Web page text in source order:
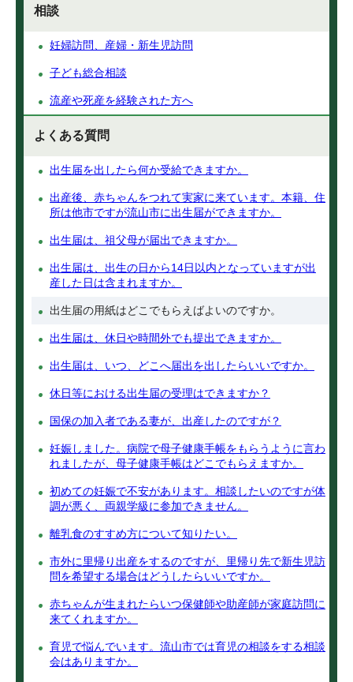
相談
妊婦訪問、産婦・新生児訪問
子ども総合相談
流産や死産を経験された方へ
よくある質問
出生届を出したら何か受給できますか。
出産後、赤ちゃんをつれて実家に来ています。本籍、住
所は他市ですが流山市に出生届ができますか。
出生届は、祖父母が届出できますか。
出生届は、出生の日から14日以内となっていますが出
産した日は含まれますか。
出生届の用紙はどこでもらえばよいのですか。
出生届は、休日や時間外でも提出できますか。
出生届は、いつ、どこへ届出を出したらいいですか。
休日等における出生届の受理はできますか？
国保の加入者である妻が、出産したのですが？
妊娠しました。病院で母子健康手帳をもらうように言わ
れましたが、母子健康手帳はどこでもらえますか。
初めての妊娠で不安があります。相談したいのですが体
調が悪く、両親学級に参加できません。
離乳食のすすめ方について知りたい。
市外に里帰り出産をするのですが、里帰り先で新生児訪
問を希望する場合はどうしたらいいですか。
赤ちゃんが生まれたらいつ保健師や助産師が家庭訪問に
来てくれますか。
育児で悩んでいます。流山市では育児の相談をする相談
会はありますか。